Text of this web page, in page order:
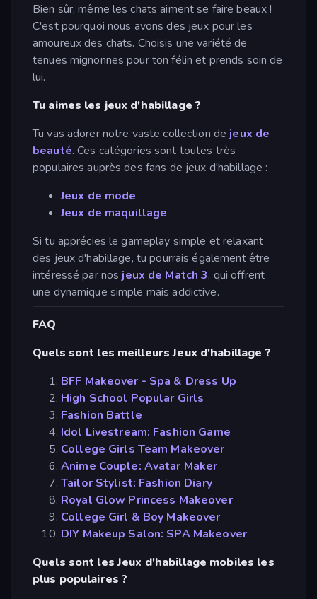
Bien sûr, même les chats aiment se faire beaux !
C'est pourquoi nous avons des jeux pour les
amoureux des chats. Choisis une variété de
tenues mignonnes pour ton félin et prends soin de
lui.
Tu aimes les jeux d'habillage ?
Tu vas adorer notre vaste collection de jeux de
beauté. Ces catégories sont toutes très
populaires auprès des fans de jeux d'habillage :
Jeux de mode
Jeux de maquillage
Si tu apprécies le gameplay simple et relaxant
des jeux d'habillage, tu pourrais également être
intéressé par nos jeux de Match 3, qui offrent
une dynamique simple mais addictive.
FAQ
Quels sont les meilleurs Jeux d'habillage ?
BFF Makeover - Spa & Dress Up
High School Popular Girls
Fashion Battle
Idol Livestream: Fashion Game
College Girls Team Makeover
Anime Couple: Avatar Maker
Tailor Stylist: Fashion Diary
Royal Glow Princess Makeover
College Girl & Boy Makeover
DIY Makeup Salon: SPA Makeover
Quels sont les Jeux d'habillage mobiles les
plus populaires ?